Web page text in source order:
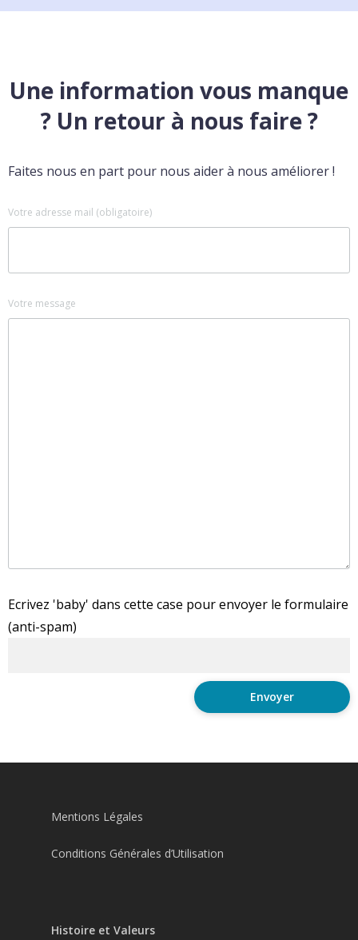
Une information vous manque
? Un retour à nous faire ?
Faites nous en part pour nous aider à nous améliorer !
Votre adresse mail (obligatoire)
Votre message
Ecrivez 'baby' dans cette case pour envoyer le formulaire
(anti-spam)
Mentions Légales
Conditions Générales d’Utilisation
Histoire et Valeurs